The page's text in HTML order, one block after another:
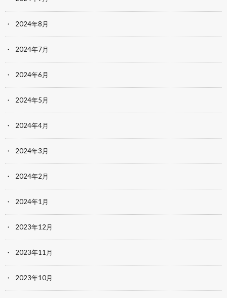
2024年8月
2024年7月
2024年6月
2024年5月
2024年4月
2024年3月
2024年2月
2024年1月
2023年12月
2023年11月
2023年10月